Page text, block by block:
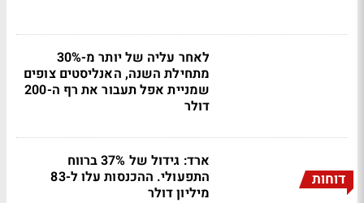
לאחר עליה של יותר מ-30%
מתחילת השנה, האנליסטים צופים
שמניית אפל תעבור את רף ה-200
דולר
דוחות
ארד: גידול של 37% ברווח
התפעולי. ההכנסות עלו ל-83
מיליון דולר